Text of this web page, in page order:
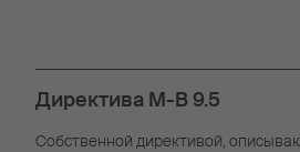
Подходит для перевозки напитков
Директива M-B 9.5
Собственной директивой,